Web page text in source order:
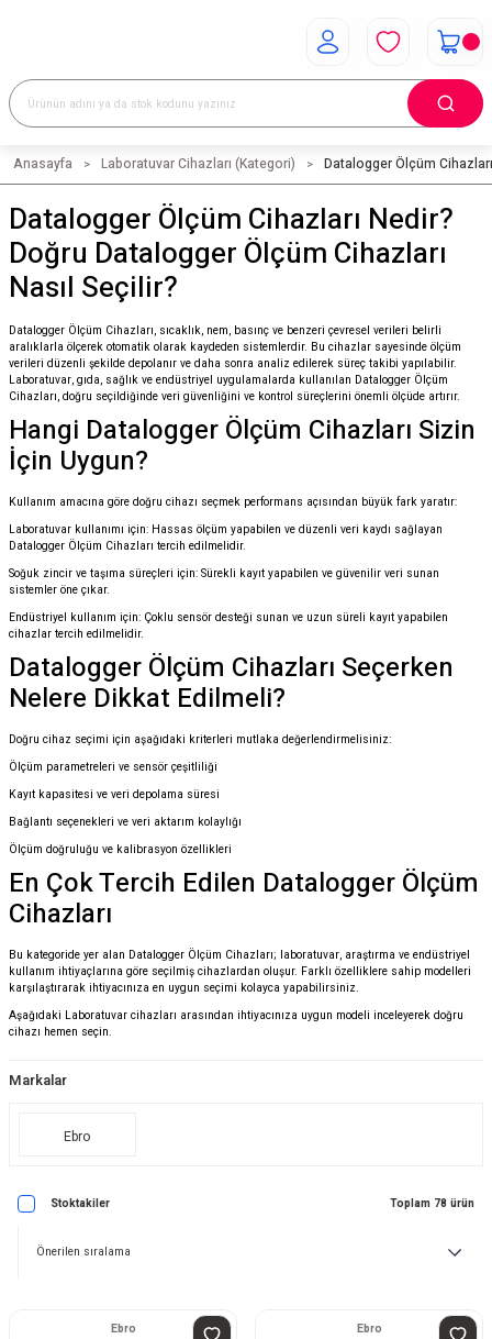
Anasayfa Laboratuvar Cihazları (Kategori) Datalogger Ölçüm Cihazları
Datalogger Ölçüm Cihazları Nedir?
Doğru Datalogger Ölçüm Cihazları
Nasıl Seçilir?
Datalogger Ölçüm Cihazları, sıcaklık, nem, basınç ve benzeri çevresel verileri belirli
aralıklarla ölçerek otomatik olarak kaydeden sistemlerdir. Bu cihazlar sayesinde ölçüm
verileri düzenli şekilde depolanır ve daha sonra analiz edilerek süreç takibi yapılabilir.
Laboratuvar, gıda, sağlık ve endüstriyel uygulamalarda kullanılan Datalogger Ölçüm
Cihazları, doğru seçildiğinde veri güvenliğini ve kontrol süreçlerini önemli ölçüde artırır.
Hangi Datalogger Ölçüm Cihazları Sizin
İçin Uygun?
Kullanım amacına göre doğru cihazı seçmek performans açısından büyük fark yaratır:
Laboratuvar kullanımı için: Hassas ölçüm yapabilen ve düzenli veri kaydı sağlayan
Datalogger Ölçüm Cihazları tercih edilmelidir.
Soğuk zincir ve taşıma süreçleri için: Sürekli kayıt yapabilen ve güvenilir veri sunan
sistemler öne çıkar.
Endüstriyel kullanım için: Çoklu sensör desteği sunan ve uzun süreli kayıt yapabilen
cihazlar tercih edilmelidir.
Datalogger Ölçüm Cihazları Seçerken
Nelere Dikkat Edilmeli?
Doğru cihaz seçimi için aşağıdaki kriterleri mutlaka değerlendirmelisiniz:
Ölçüm parametreleri ve sensör çeşitliliği
Kayıt kapasitesi ve veri depolama süresi
Bağlantı seçenekleri ve veri aktarım kolaylığı
Ölçüm doğruluğu ve kalibrasyon özellikleri
En Çok Tercih Edilen Datalogger Ölçüm
Cihazları
Bu kategoride yer alan Datalogger Ölçüm Cihazları; laboratuvar, araştırma ve endüstriyel
kullanım ihtiyaçlarına göre seçilmiş cihazlardan oluşur. Farklı özelliklere sahip modelleri
karşılaştırarak ihtiyacınıza en uygun seçimi kolayca yapabilirsiniz.
Aşağıdaki Laboratuvar cihazları arasından ihtiyacınıza uygun modeli inceleyerek doğru
cihazı hemen seçin.
Markalar
Ebro
Stoktakiler Toplam 78 ürün
Ebro Ebro